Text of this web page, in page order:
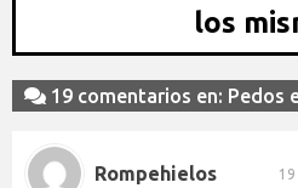
los
19 comentarios en: Pedos
Rompehielos